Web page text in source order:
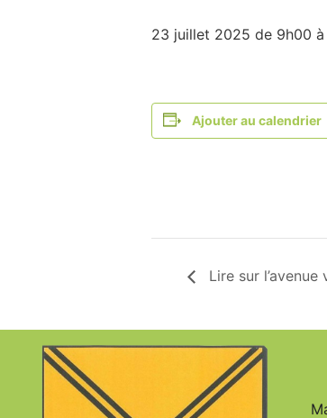
23 juillet 2025 de 9h00 à
Ajouter au calendrier
Lire sur